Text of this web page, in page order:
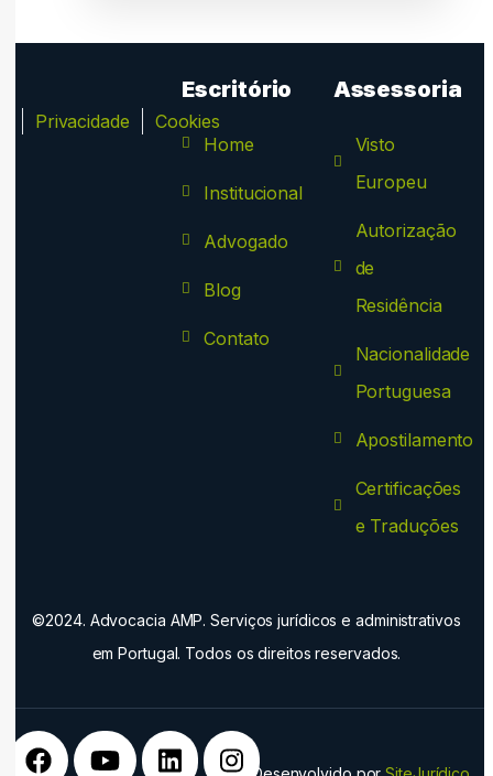
Privacidade Cookies
Escritório
Home
Institucional
Advogado
Blog
Contato
Assessoria
Visto
Europeu
Autorização
de
Residência
Nacionalidade
Portuguesa
Apostilamento
Certificações
e Traduções
©2024. Advocacia AMP. Serviços jurídicos e administrativos
em Portugal. Todos os direitos reservados.